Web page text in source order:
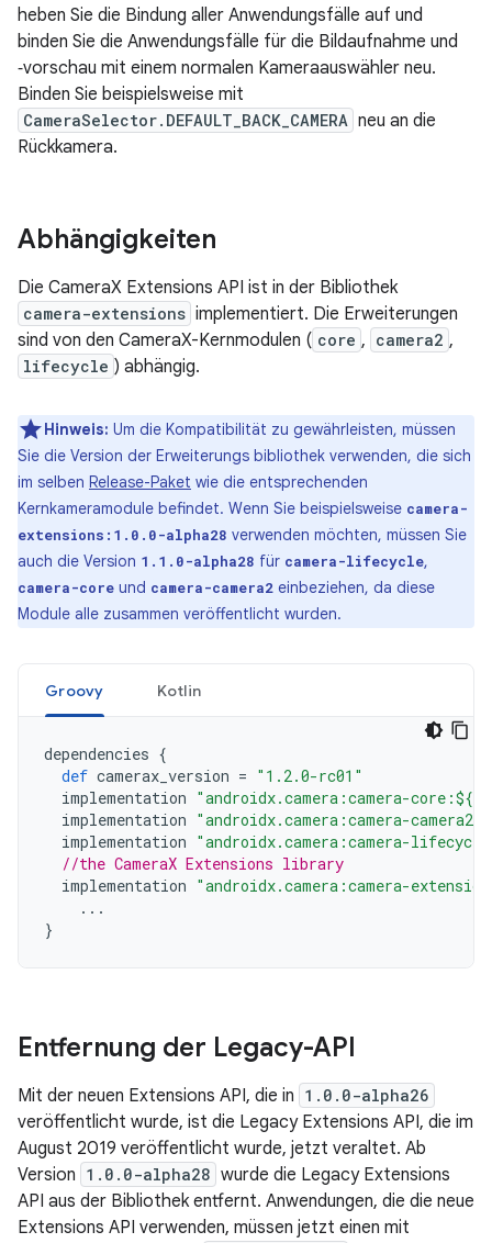
heben Sie die Bindung aller Anwendungsfälle auf und
binden Sie die Anwendungsfälle für die Bildaufnahme und
‑vorschau mit einem normalen Kameraauswähler neu.
Binden Sie beispielsweise mit
CameraSelector.DEFAULT_BACK_CAMERA neu an die
Rückkamera.
Abhängigkeiten
Die CameraX Extensions API ist in der Bibliothek
camera-extensions implementiert. Die Erweiterungen
sind von den CameraX-Kernmodulen ( core , camera2 ,
lifecycle ) abhängig.
Hinweis: Um die Kompatibilität zu gewährleisten, müssen
Sie die Version der Erweiterungs bibliothek verwenden, die sich
im selben Release-Paket wie die entsprechenden
Kernkameramodule befindet. Wenn Sie beispielsweise camera-
extensions:1.0.0-alpha28 verwenden möchten, müssen Sie
auch die Version 1.1.0-alpha28 für camera-lifecycle,
camera-core und camera-camera2 einbeziehen, da diese
Module alle zusammen veröffentlicht wurden.
Groovy Kotlin
dependencies {
def camerax_version = "1.2.0-rc01"
implementation "androidx.camera:camera-
implementation "androidx.camera:camera-
implementation "androidx.camera:camera-
//the CameraX Extensions library
implementation "androidx.camera:camera-
...
}
Entfernung der Legacy-API
Mit der neuen Extensions API, die in 1.0.0-alpha26
veröffentlicht wurde, ist die Legacy Extensions API, die im
August 2019 veröffentlicht wurde, jetzt veraltet. Ab
Version 1.0.0-alpha28 wurde die Legacy Extensions
API aus der Bibliothek entfernt. Anwendungen, die die neue
Extensions API verwenden, müssen jetzt einen mit